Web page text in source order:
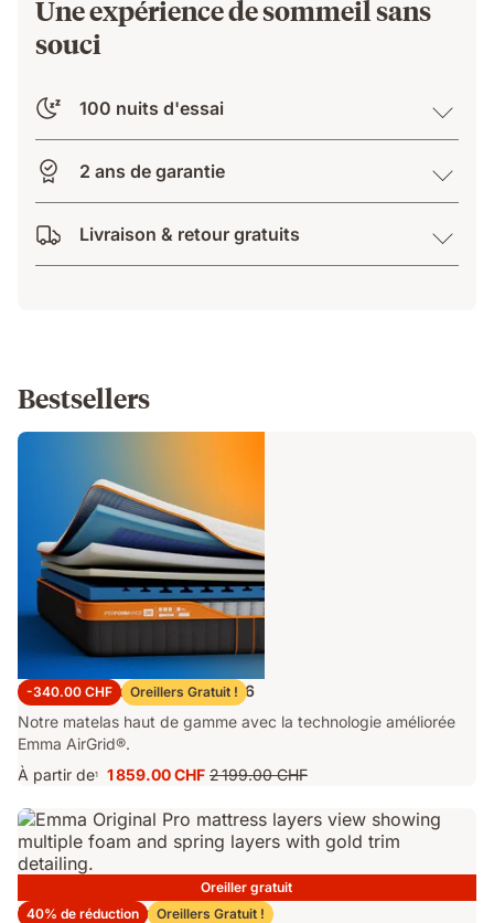
Une expérience de sommeil sans
souci
100 nuits d'essai
2 ans de garantie
Livraison & retour gratuits
Bestsellers
-340.00 CHF Oreillers Gratuit !
Matelas Emma Performance 26
Notre matelas haut de gamme avec la technologie améliorée
Emma AirGrid®.
À partir de1
Prix
1 859.00 CHF Prix
2 199.00 CHF
2 199.00 CHF
Oreiller gratuit
40% de réduction
Oreillers Gratuit !
Matelas Emma Original Pro